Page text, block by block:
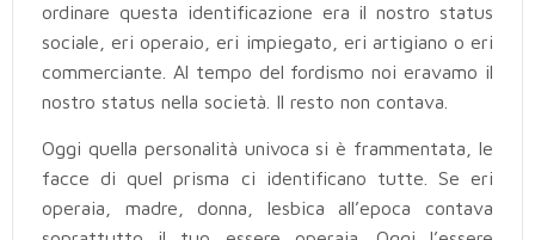
ordinare questa identificazione era il nostro status
sociale, eri operaio, eri impiegato, eri artigiano o eri
commerciante. Al tempo del fordismo noi eravamo il
nostro status nella società. Il resto non contava.
Oggi quella personalità univoca si è frammentata, le
facce di quel prisma ci identificano tutte. Se eri
operaia, madre, donna, lesbica all’epoca contava